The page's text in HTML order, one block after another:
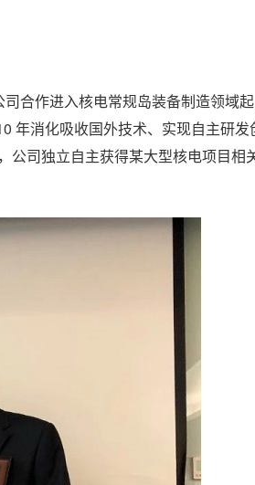
司合作进入核电常规岛装备制造领域
年消化吸收国外技术、实现自主研发
司独立自主获得某大型核电项目相